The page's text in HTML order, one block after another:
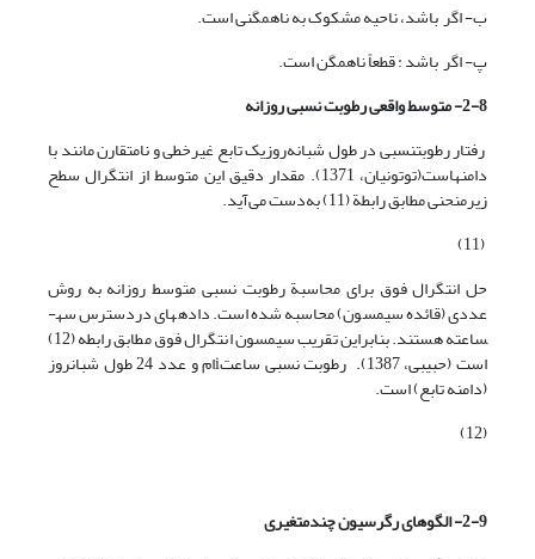
ب- ‌اگر باشد، ناحیه ‌مشکوک به ناهمگنی است.
پ- اگر باشد :‌ قطعاً‌ ناهمگن است.
2-8- متوسط واقعی رطوبت نسبی روزانه
رفتار رطوبت­نسبی در طول شبانه‌روزیک تابع غیرخطی و نامتقارن مانند با
دامنهاست(توتونیان، 1371). مقدار دقیق این متوسط از انتگرال سطح
زیرمنحنی مطابق رابطة (11) به‌دست می‌آید.
(11)
حل انتگرال فوق برای محاسبة رطوبت نسبی متوسط روزانه به روش
عددی (قائده سیمسون) محاسبه شده است. داده­های دردسترس سه­
ساعته هستند. بنابراین تقریب سیمسون انتگرال فوق مطابق رابطه (12)
است (حبیبی، 1387). رطوبت نسبی ساعتiام و عدد 24 طول شبانروز
(دامنه تابع) است.
(12)
2-9- الگوهای رگرسیون چندمتغیری